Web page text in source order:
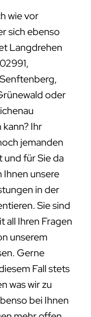
wie vor
sich ebenso
Langdrehen
oder
Ihr
jemanden
und für Sie da
Ihnen unsere
in der
Sie sind
all Ihren Fragen
unserem
Gerne
Fall stets
was wir zu
bei Ihnen